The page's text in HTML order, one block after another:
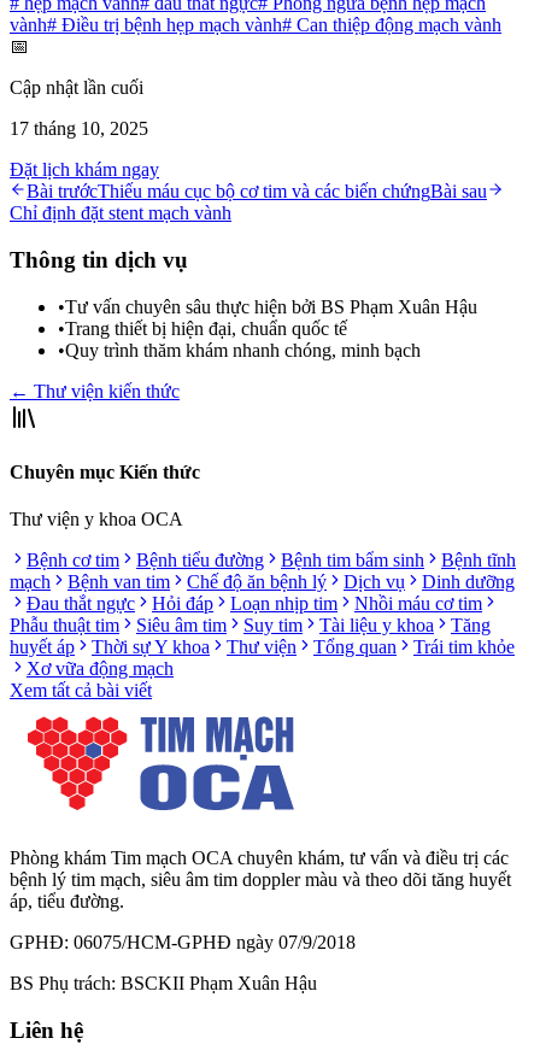
vành# Điều trị bệnh hẹp mạch vành# Can thiệp động mạch vành
📅
Cập nhật lần cuối
17 tháng 10, 2025
Đặt lịch khám ngay
Bài trướcThiếu máu cục bộ cơ tim và các biến chứngBài sau
Chỉ định đặt stent mạch vành
Thông tin dịch vụ
•Tư vấn chuyên sâu thực hiện bởi BS Phạm Xuân Hậu
•Trang thiết bị hiện đại, chuẩn quốc tế
•Quy trình thăm khám nhanh chóng, minh bạch
← Thư viện kiến thức
Chuyên mục Kiến thức
Thư viện y khoa OCA
Bệnh cơ tim
Bệnh tiểu đường Bệnh tim bẩm sinh
Bệnh tĩnh
mạch
Bệnh van tim Chế độ ăn bệnh lý Dịch vụ
Dinh dưỡng
Đau thắt ngực
Hỏi đáp Loạn nhịp tim
Nhồi máu cơ tim
Phẫu thuật tim
Siêu âm tim Suy tim Tài liệu y khoa
Tăng
huyết áp
Thời sự Y khoa Thư viện Tổng quan
Trái tim khỏe
Xơ vữa động mạch
Xem tất cả bài viết
Phòng khám Tim mạch OCA chuyên khám, tư vấn và điều trị các
bệnh lý tim mạch, siêu âm tim doppler màu và theo dõi tăng huyết
áp, tiểu đường.
GPHĐ: 06075/HCM-GPHĐ ngày 07/9/2018
BS Phụ trách: BSCKII Phạm Xuân Hậu
Liên hệ